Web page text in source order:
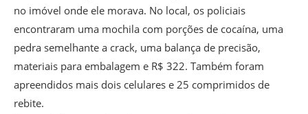
no imóvel onde ele morava. No local, os policiais
encontraram uma mochila com porções de cocaína, uma
pedra semelhante a crack, uma balança de precisão,
materiais para embalagem e R$ 322. Também foram
apreendidos mais dois celulares e 25 comprimidos de
rebite.